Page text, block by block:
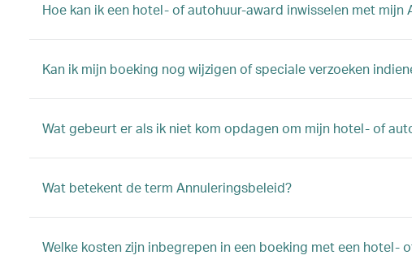
Hoe kan ik een hotel- of autohuur-award inwisselen met mijn
Kan ik mijn boeking nog wijzigen of speciale verzoeken
Wat gebeurt er als ik niet kom opdagen om mijn hotel- of
Wat betekent de term Annuleringsbeleid?
Welke kosten zijn inbegrepen in een boeking met een hotel-